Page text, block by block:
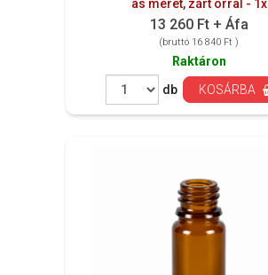
as méret, zárt orral - 1x
13 260 Ft + Áfa
(bruttó 16 840 Ft )
Raktáron
db
KOSÁRBA